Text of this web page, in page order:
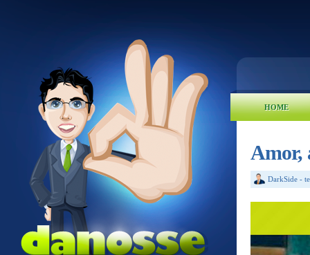
HOME
Amor,
DarkSide -